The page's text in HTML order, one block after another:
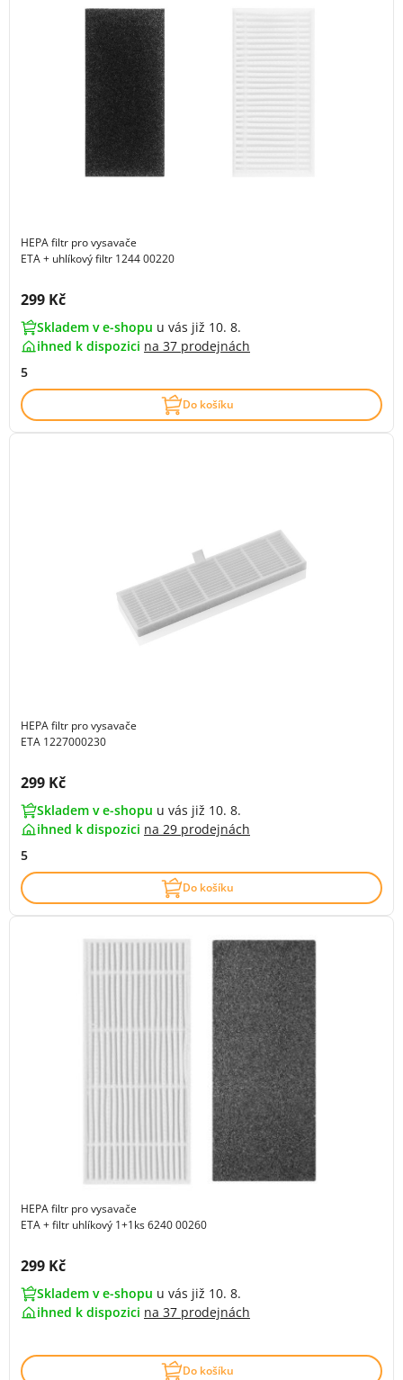
HEPA filtr pro vysavače
ETA + uhlíkový filtr 1244 00220
Cena s DPH:
299 Kč
Skladem v e-shopu u vás již 10. 8.
ihned k dispozici na 37 prodejnách
5
Do košíku
HEPA filtr pro vysavače
ETA 1227000230
Cena s DPH:
299 Kč
Skladem v e-shopu u vás již 10. 8.
ihned k dispozici na 29 prodejnách
5
Do košíku
HEPA filtr pro vysavače
ETA + filtr uhlíkový 1+1ks 6240 00260
Cena s DPH:
299 Kč
Skladem v e-shopu u vás již 10. 8.
ihned k dispozici na 37 prodejnách
Do košíku